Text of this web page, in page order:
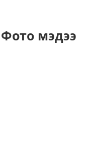
Фото мэдээ